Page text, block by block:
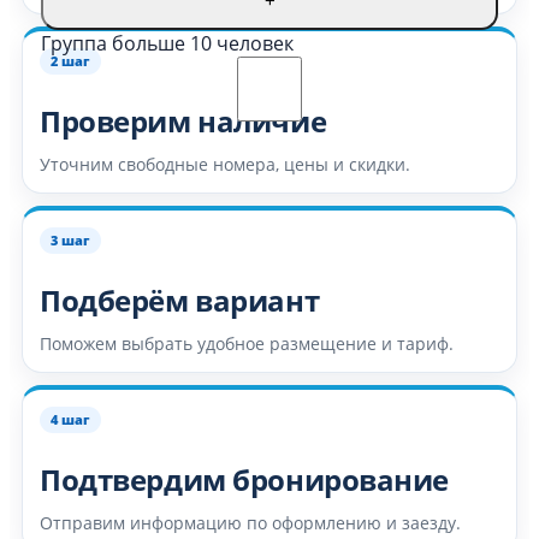
Группа больше 10 человек
2 шаг
Проверим наличие
Уточним свободные номера, цены и скидки.
3 шаг
Подберём вариант
Поможем выбрать удобное размещение и тариф.
4 шаг
Подтвердим бронирование
Отправим информацию по оформлению и заезду.